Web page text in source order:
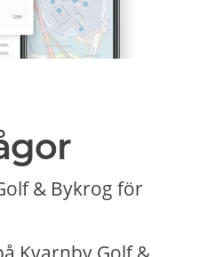
& Bykrog för